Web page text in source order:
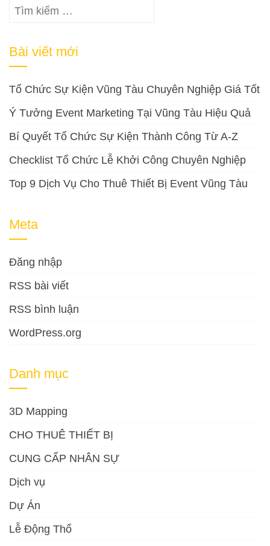
Tìm
Bài viết mới
Tổ Chức Sự Kiện Vũng Tàu Chuyên Nghiệp Giá Tốt
Ý Tưởng Event Marketing Tại Vũng Tàu Hiệu Quả
Bí Quyết Tổ Chức Sự Kiện Thành Công Từ A-Z
Checklist Tổ Chức Lễ Khởi Công Chuyên Nghiệp
Top 9 Dịch Vụ Cho Thuê Thiết Bị Event Vũng Tàu
Meta
Đăng nhập
RSS bài viết
RSS bình luận
WordPress.org
Danh mục
3D Mapping
CHO THUÊ THIẾT BỊ
CUNG CẤP NHÂN SỰ
Dịch vụ
Dự Án
Lễ Động Thổ